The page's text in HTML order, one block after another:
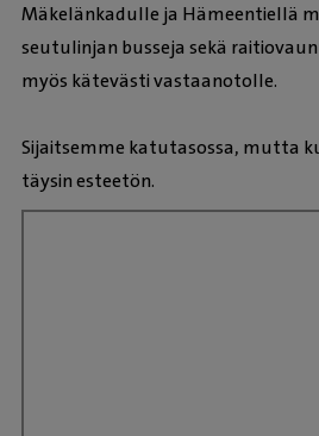
Mäkelänkadulle ja Hämeentiellä
seutulinjan busseja sekä
myös kätevästi vastaanotolle.
Sijaitsemme katutasossa, mutta
täysin esteetön.